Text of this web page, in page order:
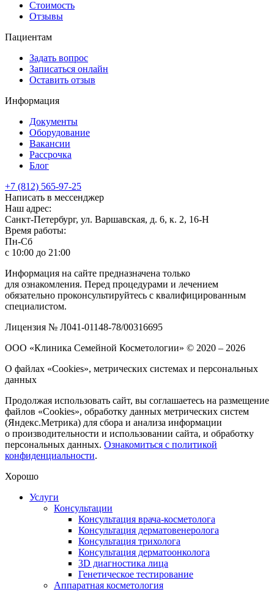
Стоимость
Отзывы
Пациентам
Задать вопрос
Записаться онлайн
Оставить отзыв
Информация
Документы
Оборудование
Вакансии
Рассрочка
Блог
+7 (812) 565-97-25
Написать в мессенджер
Наш адрес:
Санкт-Петербург, ул. Варшавская, д. 6, к. 2, 16-Н
Время работы:
Пн-Сб
с 10:00 до 21:00
Информация на сайте предназначена только
для ознакомления. Перед процедурами и лечением
обязательно проконсультируйтесь с квалифицированным
специалистом.
Лицензия № Л041-01148-78/00316695
ООО «Клиника Семейной Косметологии» © 2020 – 2026
О файлах «Cookies», метрических системах и персональных
данных
Продолжая использовать сайт, вы соглашаетесь на размещение
файлов «Cookies», обработку данных метрических систем
(Яндекс.Метрика) для сбора и анализа информации
о производительности и использовании сайта, и обработку
персональных данных. Ознакомиться с политикой
конфиденциальности.
Хорошо
Услуги
Консультации
Консультация врача-косметолога
Консультация дерматовенеролога
Консультация трихолога
Консультация дерматоонколога
3D диагностика лица
Генетическое тестирование
Аппаратная косметология